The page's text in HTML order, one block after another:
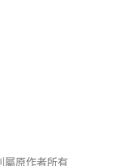
屬原作者所有